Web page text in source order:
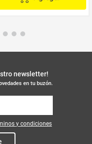
newsletter!
en tu buzón.
y condiciones